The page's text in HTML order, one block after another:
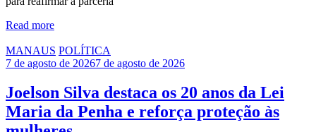
Read more
MANAUS POLÍTICA
7 de agosto de 20267 de agosto de 2026
Joelson Silva destaca os 20 anos da Lei
Maria da Penha e reforça proteção às